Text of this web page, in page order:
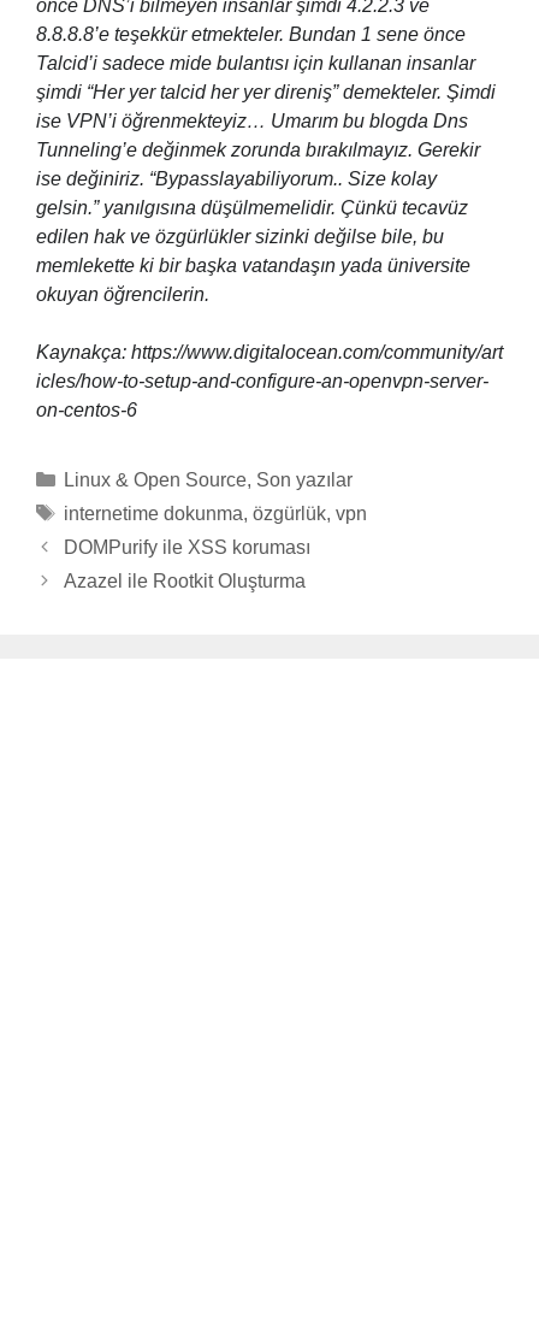
önce DNS’i bilmeyen insanlar şimdi 4.2.2.3 ve
8.8.8.8’e teşekkür etmekteler. Bundan 1 sene önce
Talcid’i sadece mide bulantısı için kullanan insanlar
şimdi “Her yer talcid her yer direniş” demekteler. Şimdi
ise VPN’i öğrenmekteyiz… Umarım bu blogda Dns
Tunneling’e değinmek zorunda bırakılmayız. Gerekir
ise değiniriz. “Bypasslayabiliyorum.. Size kolay
gelsin.” yanılgısına düşülmemelidir. Çünkü tecavüz
edilen hak ve özgürlükler sizinki değilse bile, bu
memlekette ki bir başka vatandaşın yada üniversite
okuyan öğrencilerin.
Kaynakça: https://www.digitalocean.com/community/art
icles/how-to-setup-and-configure-an-openvpn-server-
on-centos-6
Categories
Linux & Open Source, Son yazılar
Tags
internetime dokunma, özgürlük, vpn
DOMPurify ile XSS koruması
Azazel ile Rootkit Oluşturma